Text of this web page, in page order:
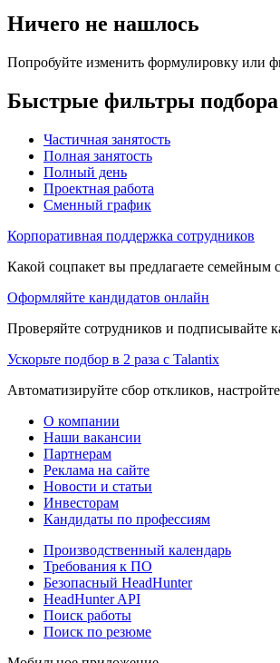
Ничего не нашлось
Попробуйте изменить формулировку или
Быстрые фильтры
Частичная занятость
Полная занятость
Полный день
Проектная работа
Сменный график
Корпоративная поддержка сотрудников
Какой соцпакет вы предлагаете семейным
Оформляйте кандидатов онлайн
Проверяйте сотрудников и подписывайте
Ускорьте подбор в 2 раза с Talantix
Автоматизируйте сбор откликов,
О компании
Наши вакансии
Партнерам
Реклама на сайте
Новости и статьи
Инвесторам
Кандидаты по профессиям
Производственный календарь
Требования к ПО
Безопасный HeadHunter
HeadHunter API
Поиск работы
Поиск по резюме